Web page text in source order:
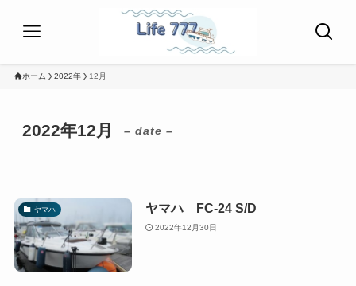
ホーム 2022年 12月
2022年12月 – date –
ヤマハ ヤマハ FC-24 S/D
2022年12月30日